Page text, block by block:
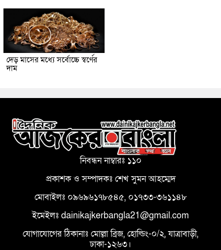
দেড় মাসের মধ্যে সর্বোচ্চে স্বর্ণের
দাম
নিবন্ধন নাম্বারঃ ১১০
প্রকাশক ও সম্পাদকঃ শেখ সুমন আহম্মেদ
মোবাইলঃ ০৯৬৯৬১৭৮৫৪৫, ০১৭৩৩-৩৬১১৪৮
ইমেইলঃ dainikajkerbangla21@gmail.com
যোগাযোগের ঠিকানাঃ মোল্লা ব্রিজ, হোল্ডিং-০/২, যাত্রাবাড়ী,
ঢাকা-১২৬৩।